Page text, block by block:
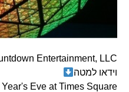
Entertainment, LLC
וידאו למטה